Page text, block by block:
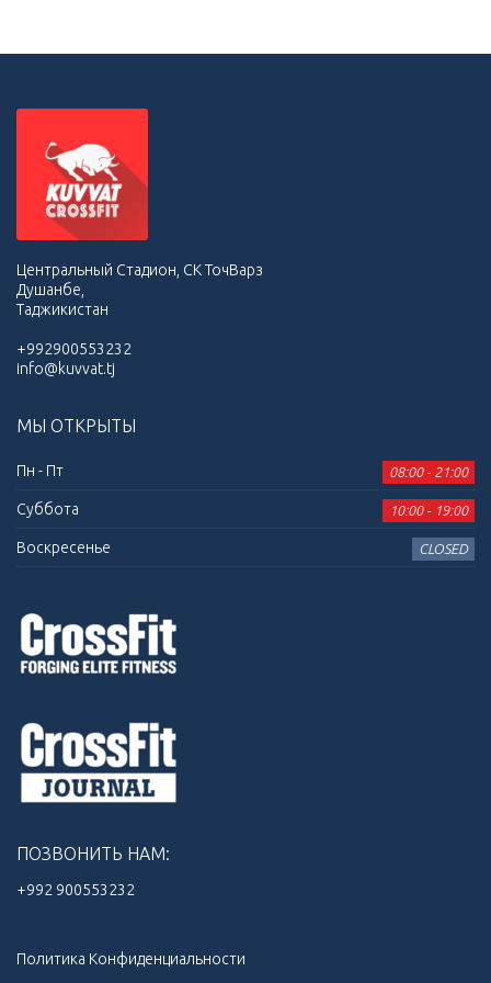
Центральный Стадион, СК ТочВарз
Душанбе,
Таджикистан
+992900553232
info@kuvvat.tj
МЫ ОТКРЫТЫ
Пн - Пт 08:00 - 21:00
Суббота 10:00 - 19:00
Воскресенье CLOSED
ПОЗВОНИТЬ НАМ:
+992 900553232‬
Политика Конфиденциальности